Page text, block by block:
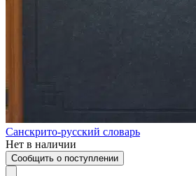
Санскрито-русский словарь
Нет в наличии
Сообщить о поступлении